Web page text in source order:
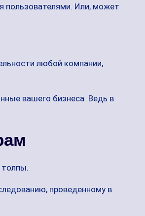
пользователями. Или, может
любой компании,
вашего бизнеса. Ведь в
проведенному в